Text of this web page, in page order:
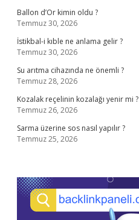
Ballon d’Or kimin oldu ?
Temmuz 30, 2026
İstikbal-i kıble ne anlama gelir ?
Temmuz 30, 2026
Su arıtma cihazında ne önemli ?
Temmuz 28, 2026
Kozalak reçelinin kozalağı yenir mi ?
Temmuz 26, 2026
Sarma üzerine sos nasıl yapılır ?
Temmuz 25, 2026